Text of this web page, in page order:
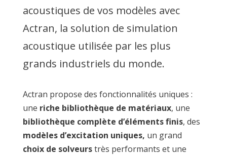
acoustiques de vos modèles avec
Actran, la solution de simulation
acoustique utilisée par les plus
grands industriels du monde.
Actran propose des fonctionnalités uniques :
une riche bibliothèque de matériaux, une
bibliothèque complète d’éléments finis, des
modèles d’excitation uniques, un grand
choix de solveurstrès performants et une